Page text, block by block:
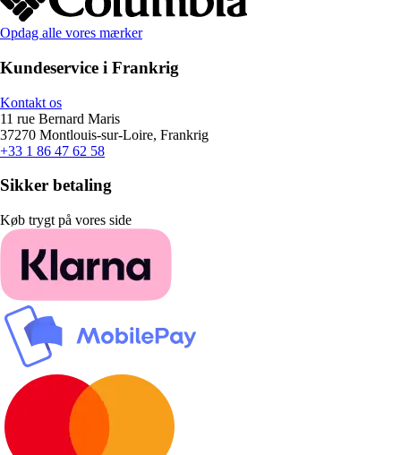
Opdag alle vores mærker
Kundeservice i Frankrig
Kontakt os
11 rue Bernard Maris
37270 Montlouis-sur-Loire, Frankrig
+33 1 86 47 62 58
Sikker betaling
Køb trygt på vores side